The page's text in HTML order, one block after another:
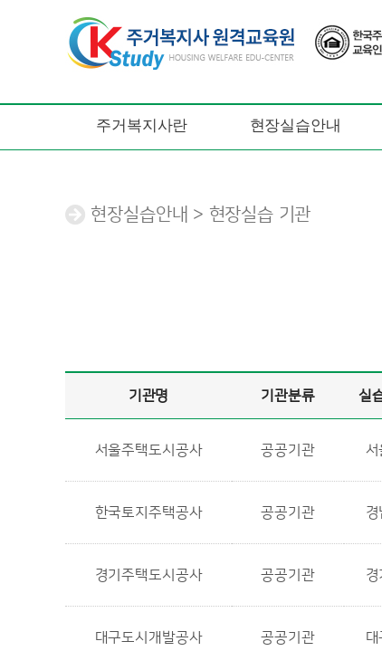
주거복지사란 현장실습안내
현장실습안내 > 현장실습 기관